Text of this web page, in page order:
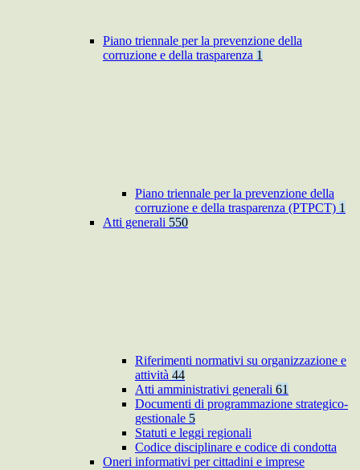
Piano triennale per la prevenzione della
corruzione e della trasparenza 1
Piano triennale per la prevenzione della
corruzione e della trasparenza (PTPCT) 1
Atti generali 550
Riferimenti normativi su organizzazione e
attività 44
Atti amministrativi generali 61
Documenti di programmazione strategico-
gestionale 5
Statuti e leggi regionali
Codice disciplinare e codice di condotta
Oneri informativi per cittadini e imprese